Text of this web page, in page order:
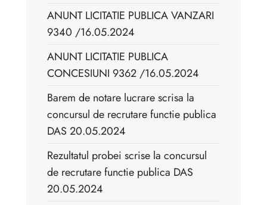
ANUNT LICITATIE PUBLICA VANZARI
9340 /16.05.2024
ANUNT LICITATIE PUBLICA
CONCESIUNI 9362 /16.05.2024
Barem de notare lucrare scrisa la
concursul de recrutare functie publica
DAS 20.05.2024
Rezultatul probei scrise la concursul
de recrutare functie publica DAS
20.05.2024